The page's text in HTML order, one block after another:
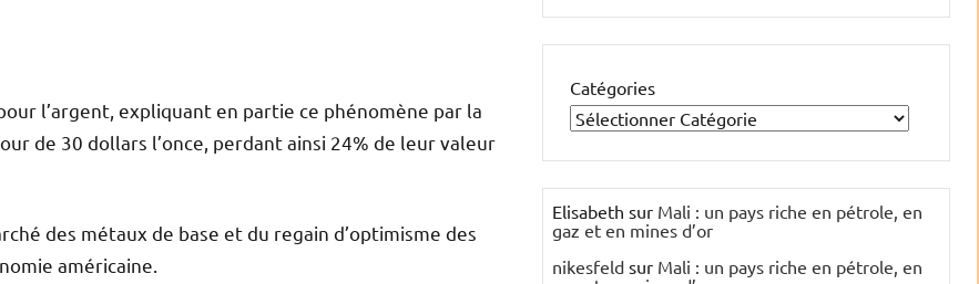
l’argent, expliquant en partie ce phénomène par la
de 30 dollars l’once, perdant ainsi 24% de leur valeur
des métaux de base et du regain d’optimisme des
américaine.
Catégories
Elisabeth sur Mali : un pays riche en pétrole, en
gaz et en mines d’or
nikesfeld sur Mali : un pays riche en pétrole, en